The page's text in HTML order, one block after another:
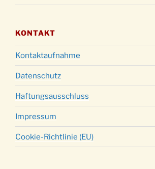
KONTAKT
Kontaktaufnahme
Datenschutz
Haftungsausschluss
Impressum
Cookie-Richtlinie (EU)